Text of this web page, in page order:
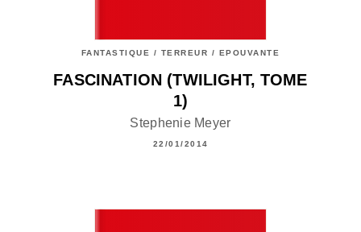
FANTASTIQUE / TERREUR / EPOUVANTE
FASCINATION (TWILIGHT, TOME
1)
Stephenie Meyer
22/01/2014